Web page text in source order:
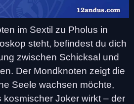
im Sextil zu Pholus in
steht, befindest du dich
zwischen Schicksal und
Der Mondknoten zeigt die
Seele wachsen möchte,
Joker wirkt – der